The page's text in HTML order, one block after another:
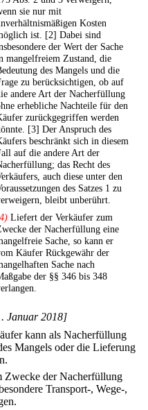
sie nur mit
Kosten
ist. [2] Dabei sind
der Wert der Sache
mangelfreiem Zustand, die
des Mangels und die
zu berücksichtigen, ob auf
andere Art der Nacherfüllung
erhebliche Nachteile für den
zurückgegriffen werden
[3] Der Anspruch des
beschränkt sich in diesem
auf die andere Art der
das Recht des
auch diese unter den
des Satzes 1 zu
bleibt unberührt.
Liefert der Verkäufer zum
der Nacherfüllung eine
Sache, so kann er
Käufer Rückgewähr der
Sache nach
der §§ 346 bis 348
Januar 2018]
kann als Nacherfüllung
Mangels oder die Lieferung
Zwecke der Nacherfüllung
Transport-, Wege-,